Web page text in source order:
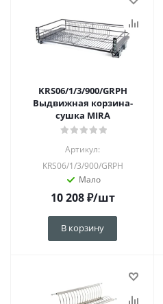
KRS06/1/3/900/GRPH
Выдвижная корзина-
сушка MIRA
Артикул:
KRS06/1/3/900/GRPH
Мало
10 208₽/шт
В корзину